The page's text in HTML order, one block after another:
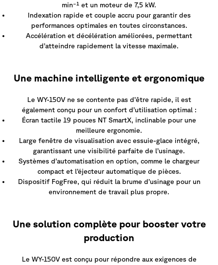
min⁻¹ et un moteur de 7,5 kW.
Indexation rapide et couple accru pour garantir des
performances optimales en toutes circonstances.
Accélération et décélération améliorées, permettant
d’atteindre rapidement la vitesse maximale.
Une machine intelligente et ergonomique
Le WY-150V ne se contente pas d’être rapide, il est
également conçu pour un confort d’utilisation optimal :
Écran tactile 19 pouces NT SmartX, inclinable pour une
meilleure ergonomie.
Large fenêtre de visualisation avec essuie-glace intégré,
garantissant une visibilité parfaite de l’usinage.
Systèmes d’automatisation en option, comme le chargeur
compact et l’éjecteur automatique de pièces.
Dispositif FogFree, qui réduit la brume d’usinage pour un
environnement de travail plus propre.
Une solution complète pour booster votre
production
Le WY-150V est conçu pour répondre aux exigences de